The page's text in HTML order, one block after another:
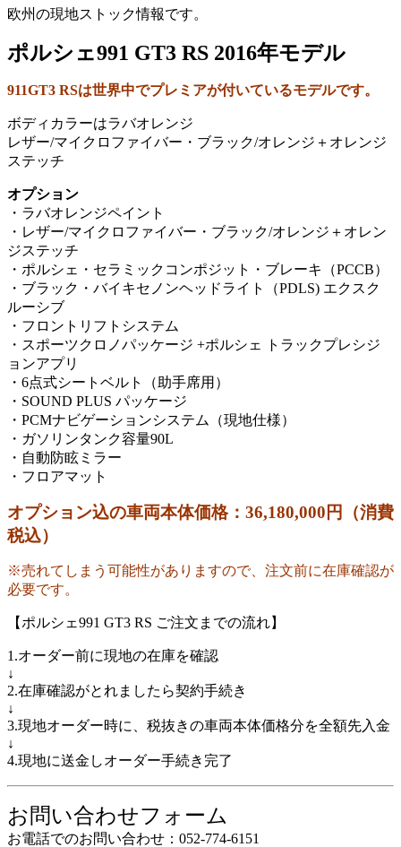
欧州の現地ストック情報です。
ポルシェ991 GT3 RS 2016年モデル
911GT3 RSは世界中でプレミアが付いているモデルです。
ボディカラーはラバオレンジ
レザー/マイクロファイバー・ブラック/オレンジ＋オレンジ
ステッチ
オプション
・ラバオレンジペイント
・レザー/マイクロファイバー・ブラック/オレンジ＋オレン
ジステッチ
・ポルシェ・セラミックコンポジット・ブレーキ（PCCB）
・ブラック・バイキセノンヘッドライト（PDLS) エクスク
ルーシブ
・フロントリフトシステム
・スポーツクロノパッケージ +ポルシェ トラックプレシジ
ョンアプリ
・6点式シートベルト（助手席用）
・SOUND PLUS パッケージ
・PCMナビゲーションシステム（現地仕様）
・ガソリンタンク容量90L
・自動防眩ミラー
・フロアマット
オプション込の車両本体価格：36,180,000円（消費
税込）
※売れてしまう可能性がありますので、注文前に在庫確認が
必要です。
【ポルシェ991 GT3 RS ご注文までの流れ】
1.オーダー前に現地の在庫を確認
↓
2.在庫確認がとれましたら契約手続き
↓
3.現地オーダー時に、税抜きの車両本体価格分を全額先入金
↓
4.現地に送金しオーダー手続き完了
お問い合わせフォーム
お電話でのお問い合わせ：052-774-6151